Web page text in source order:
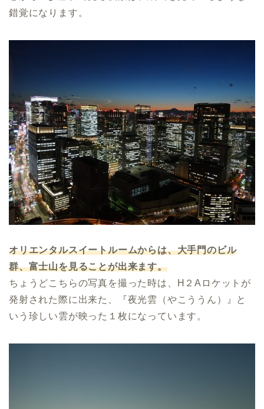
錯覚になります。
オリエンタルスイートルームからは、大手門のビル
群、富士山を見ることが出来ます。
ちょうどこちらの写真を撮った時は、H２Aロケットが
発射された際に出来た、『夜光雲（やこううん）』と
いう珍しい雲が映った１枚になっています。